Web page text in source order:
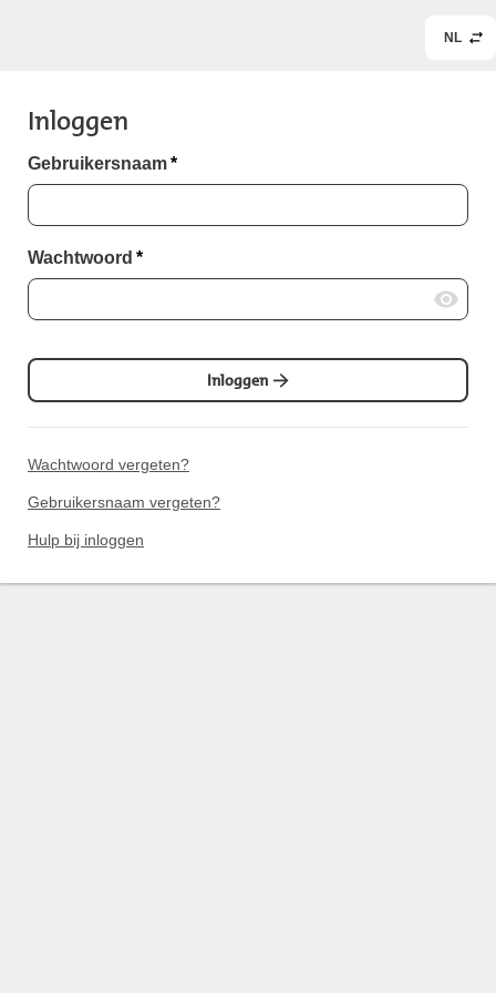
NL
Inloggen
Gebruikersnaam*
Wachtwoord *
Inloggen
Wachtwoord vergeten?
Gebruikersnaam vergeten?
Hulp bij inloggen